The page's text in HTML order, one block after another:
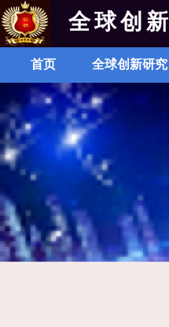
全球创
首页 全球创新研究